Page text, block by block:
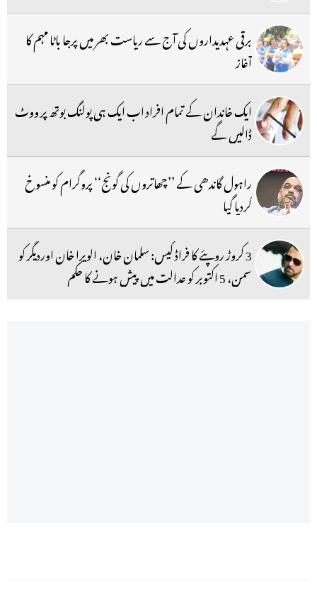
برقی عہدیداروں کی آج سے ریاست بھر میں پرجا باٹا مہم کا
آغاز
ایک خاندان کے تمام افراد اب ایک ہی پولنگ بوتھ پر ووٹ
ڈالیں گے
راہول گاندھی کے ’’چھاتروں کی گونج‘‘ پروگرام کو منسوخ
کردیا گیا
3 کروڑ روپئے کا فراڈ کیس: سلمان خان، الویرا خان اوردیگر کو
سمن، 5 اکتوبر کو عدالت میں پیش ہونے کا حکم